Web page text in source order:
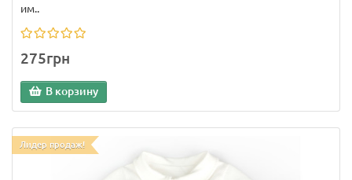
им..
275грн
В корзину
Лидер продаж!